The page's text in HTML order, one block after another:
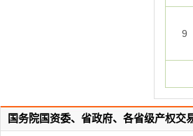
9
国务院国资委、省政府、各省级产权交